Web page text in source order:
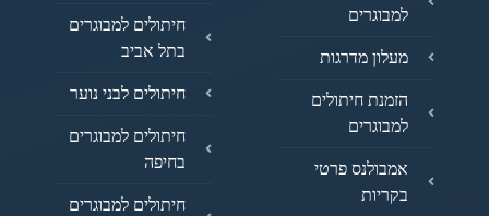
למבוגרים
מעלון מדרגות
הזמנת חיתולים
למבוגרים
אמבולנס פרטי
בקריות
חיתולים למבוגרים
בתל אביב
חיתולים לבני נוער
חיתולים למבוגרים
בחיפה
חיתולים למבוגרים